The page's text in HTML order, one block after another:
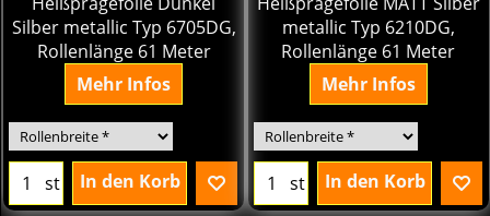
Silber metallic Typ 6705DG,
Rollenlänge 61 Meter
Mehr Infos
st In den Korb
metallic Typ 6210DG,
Rollenlänge 61 Meter
Mehr Infos
st In den Korb